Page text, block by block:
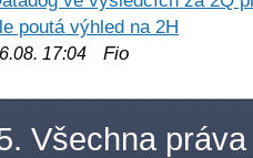
poutá výhled na 2H
17:04 Fio
Všechna práva